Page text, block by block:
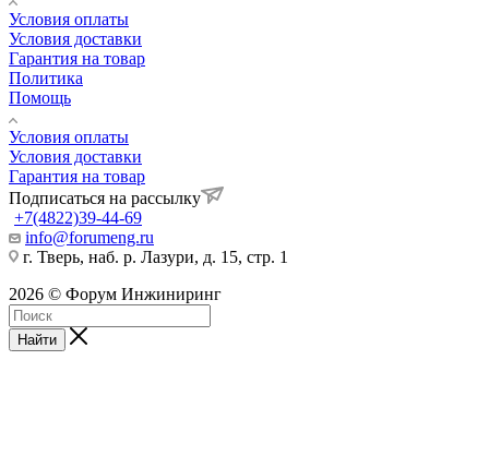
Условия оплаты
Условия доставки
Гарантия на товар
Политика
Помощь
Условия оплаты
Условия доставки
Гарантия на товар
Подписаться на рассылку
+7(4822)39-44-69
info@forumeng.ru
г. Тверь, наб. р. Лазури, д. 15, стр. 1
2026 © Форум Инжиниринг
Найти